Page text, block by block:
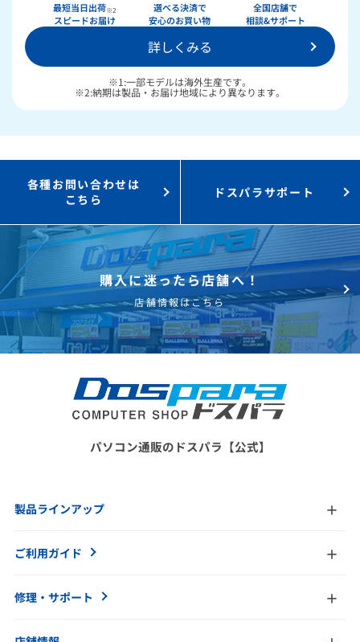
ドスパラ
36回まで無料！
新品のパーツ・周辺機器送料無料！
月額会員ならPC＋主要パーツ物損保証！
購入時のPC下取り3,000円値引き！
最短当日出荷※2
スピードお届け
選べる決済で
安心のお買い物
全国店舗で
相談&サポート
詳しくみる
※1:一部モデルは海外生産です。
※2:納期は製品・お届け地域により異なります。
各種お問い合わせは
こちら
ドスパラサポート
購入に迷ったら店舗へ！
店舗情報はこちら
パソコン通販のドスパラ【公式】
製品ラインアップ
ご利用ガイド
修理・サポート